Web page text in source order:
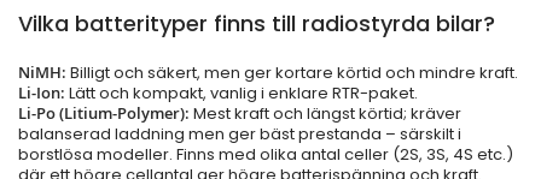
Vilka batterityper finns till radiostyrda bilar?
NiMH: Billigt och säkert, men ger kortare körtid och mindre kraft.
Li-Ion: Lätt och kompakt, vanlig i enklare RTR-paket.
Li-Po (Litium-Polymer): Mest kraft och längst körtid; kräver
balanserad laddning men ger bäst prestanda – särskilt i
borstlösa modeller. Finns med olika antal celler (2S, 3S, 4S etc.)